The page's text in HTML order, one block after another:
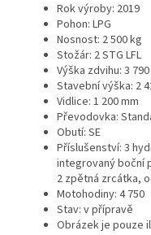
Rok výroby: 2019
Pohon: LPG
Nosnost: 2 500 kg
Stožár: 2 STG LFL
Výška zdvihu: 3
Stavební výška: 2
Vidlice: 1 200 mm
Převodovka:
Obutí: SE
Příslušenství: 3
integrovaný boční
2 zpětná zrcátka,
Motohodiny: 4 750
Stav: v přípravě
Obrázek je pouze